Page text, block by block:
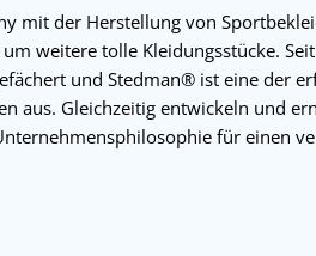
mit der Herstellung von
weitere tolle Kleidungsstücke.
und Stedman® ist eine der
aus. Gleichzeitig entwickeln und
für einen